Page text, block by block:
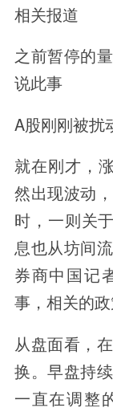
相关报道
之前暂停的
说此事
A股刚刚被扰
就在刚才，
然出现波动
时，一则关
息也从坊间
券商中国记
事，相关的
从盘面看，
换。早盘持
一直在调整